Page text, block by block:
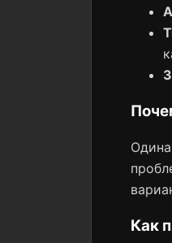
Как